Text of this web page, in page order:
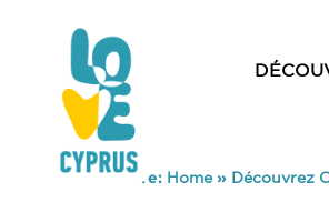
You are here: Home» Découvrez